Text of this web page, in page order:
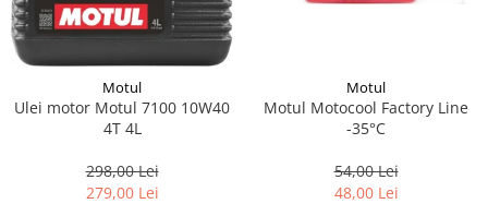
Motul
Ulei motor Motul 7100 10W40
4T 4L
298,00 Lei
279,00 Lei
Motul
Motul Motocool Factory Line
-35°C
54,00 Lei
48,00 Lei